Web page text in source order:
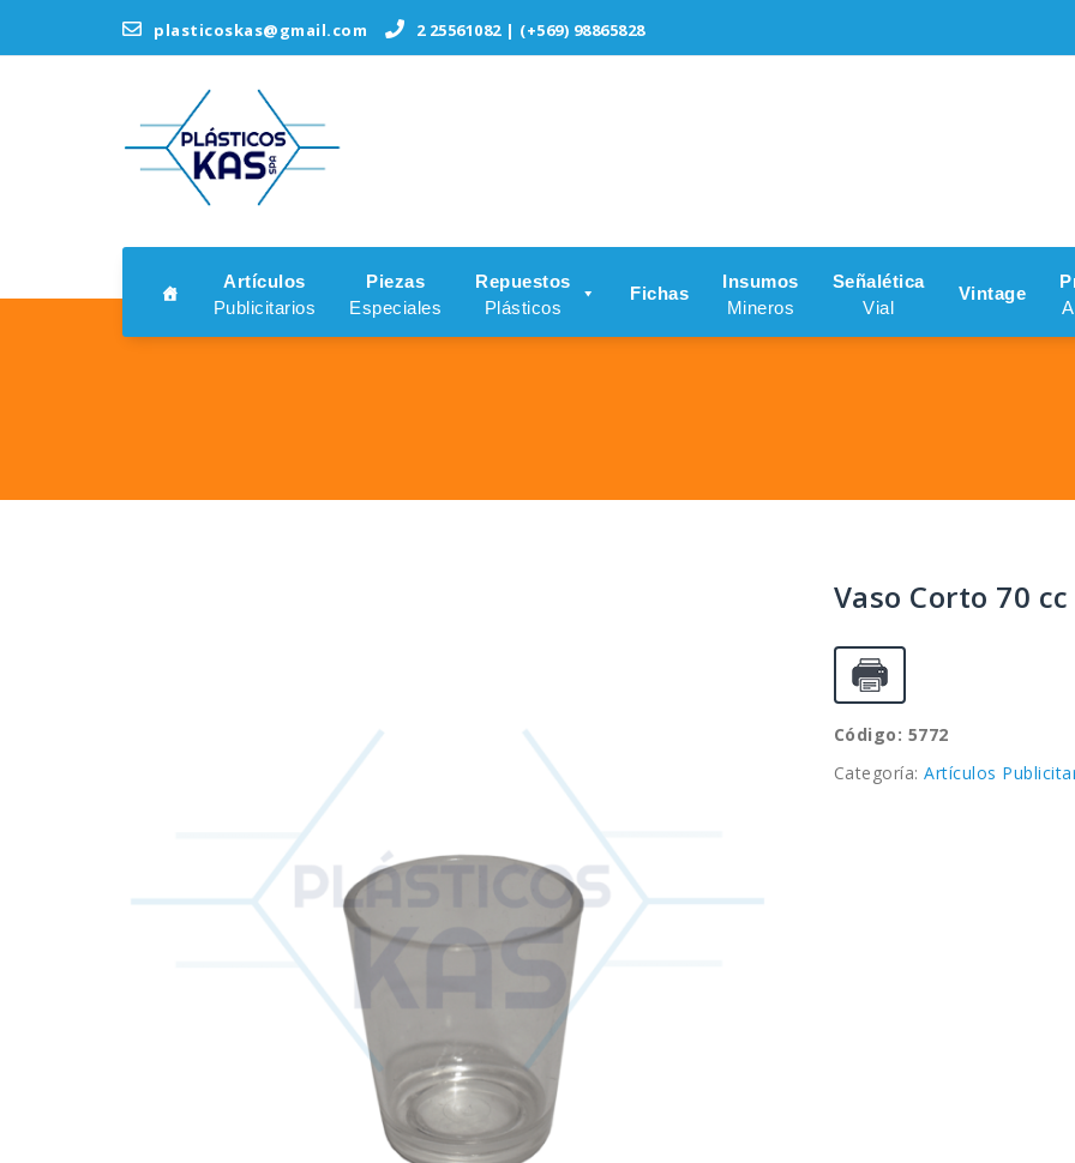
contenido
plasticoskas@gmail.com 2 25561082 | (+569) 98865828
Artículos
Publicitarios
Piezas
Especiales
Repuestos
Plásticos
Fichas
Insumos
Mineros
Señalética
Vial
Vintage
Vaso Corto 70 cc
Código: 5772
Categoría:Artículos